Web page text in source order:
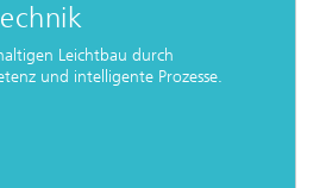
Leichtbau durch
und intelligente Prozesse.